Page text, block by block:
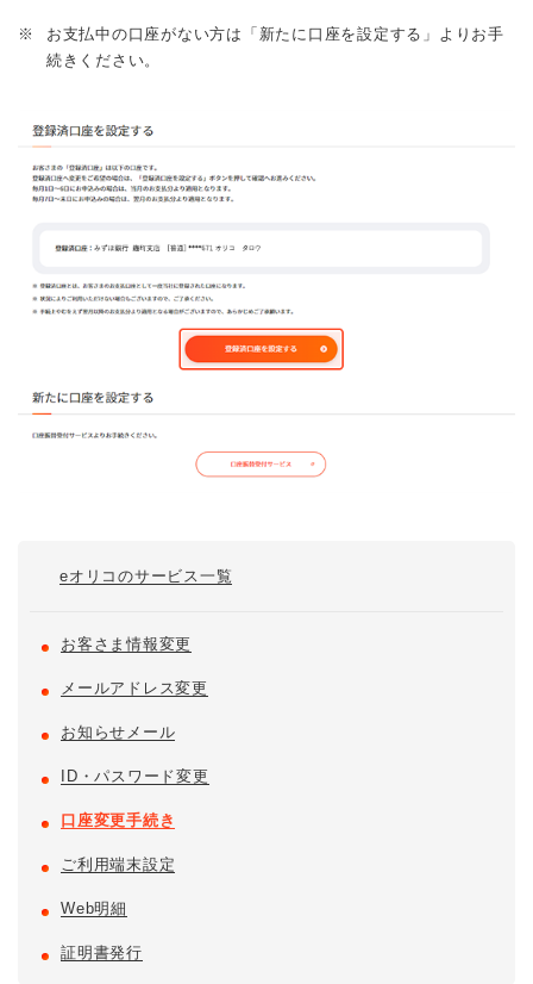
※
お支払中の口座がない方は「新たに口座を設定する」よりお手
続きください。
eオリコのサービス一覧
お客さま情報変更
メールアドレス変更
お知らせメール
ID・パスワード変更
口座変更手続き
ご利用端末設定
Web明細
証明書発行